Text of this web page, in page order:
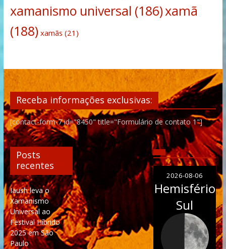
xamanismo universal (186)xamã
(188) xamãs (21)
Receba informações exclusivas:
[contact-form-7 id="8450" title="Formulário de contato 1"]
Posts
recentes
Iaush leva o
Xamanismo
Universal ao
Festival Híbrido
2025 em São
Paulo
2026-08-06
Hemisfério
Sul